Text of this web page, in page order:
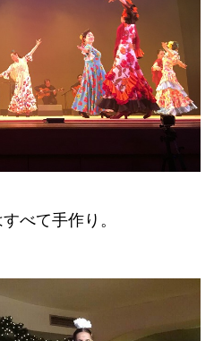
べて手作り。